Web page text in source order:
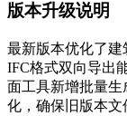
版本升级说明
最新版本优化了
IFC格式双向导出
面工具新增批量
化，确保旧版本文